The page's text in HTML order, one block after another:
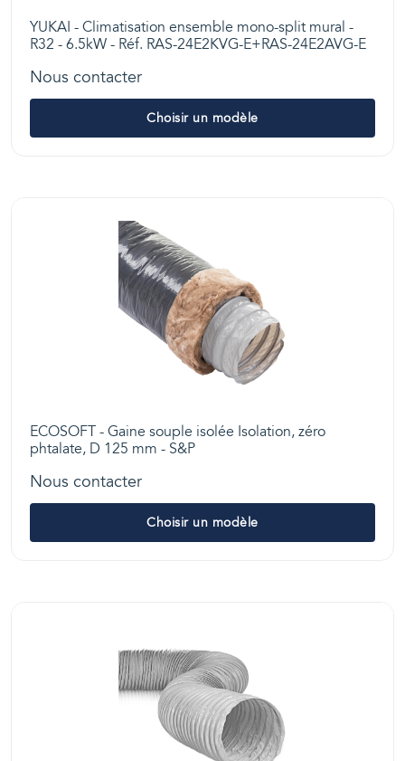
YUKAI - Climatisation ensemble mono-split mural -
R32 - 6.5kW - Réf. RAS-24E2KVG-E+RAS-24E2AVG-E
Nous contacter
Choisir un modèle
ECOSOFT - Gaine souple isolée Isolation, zéro
phtalate, D 125 mm - S&P
Nous contacter
Choisir un modèle